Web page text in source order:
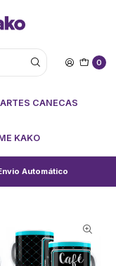
0
ARTES CANECAS
KAKO
Automático